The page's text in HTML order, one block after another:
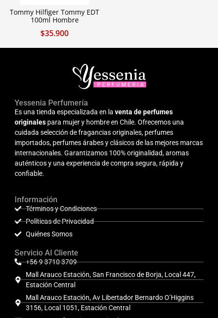
Tommy Hilfiger Tommy EDT
100ml Hombre
$35.900
Yessenia Perfumería
Es una tienda especializada en la venta de perfumes
originales para mujer y hombre en Chile. Ofrecemos una
cuidada selección de fragancias originales, perfumes
importados, perfumes árabes y clásicos de las mejores marcas
internacionales. Garantizamos 100% originalidad, aromas
auténticos y una experiencia de compra segura, rápida y
confiable.
Información
Términos y Condiciones
Políticas de Privacidad
Quiénes Somos
Servicio Al Cliente
+56 9 3710 3709
Mall Arauco Estación, San Francisco de Borja, Local 447,
Estación Central
Mall Arauco Estación, Av Libertador Bernardo O’Higgins
3156, Local 1051, Estación Central